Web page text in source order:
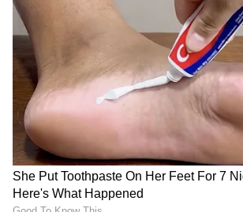
ಲಭಿಸಿವೆ. ಚೀನಾದಲ್ಲಿ ನಡೆದ ಭಾರತ ಮಟ್ಟದ
ಮಾಧ್ಯಮ ಕ್ಷೇತ್ರದಿಂದ ಪ್ರತಿನಿಧಿಯಾಗಿ
ಕೆಲಸ ಮಾಡಿ ಈಗ ದೂರದರ್ಶನ ಚಂದನದಲ್ಲಿ ಮತ್ತು ಏಷ್ಯಾನೆಟ್​
ಸುವರ್ಣದಲ್ಲಿ ಫ್ರೀಲ್ಯಾನ್ಸರ್​ ಆಗಿ ಕೆಲಸ
ಕನ್ನಡ ಸಿನಿಮಾ ( Kannada Cinema
ಕಾರ್ಯಕ್ರಮಗಳು (Kannada TV
ಸುದ್ದಿಗಳು ಮತ್ತು ಇತ್ತೀಚಿನ
ಸುವರ್ಣ ನ್ಯೂಸ್‌ನಲ್ಲಿ ಮನರಂಜನಾ
ಸಿನಿಮಾ ವಿಮರ್ಶೆಗಳು (
Kannada
ತಾರೆಯರ ಸಂದರ್ಶನಗಳು, ಧಾರಾವಾಹಿ
ತೆರೆಮರೆಯ ಕಥೆಗಳು, OTT ರಿಲೀಸ್‌ಗಳ
ಮಾಹಿತಿಯೂ ಇಲ್ಲಿದೆ.